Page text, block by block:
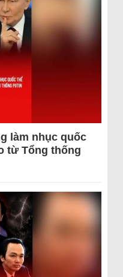
làm nhục quốc
từ Tổng thống